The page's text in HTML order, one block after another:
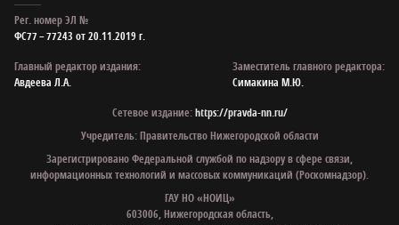
Рег. номер ЭЛ №
ФС77 – 77243 от 20.11.2019 г.
Главный редактор издания:
Авдеева Л.А.
Заместитель главного редактора:
Симакина М.Ю.
Сетевое издание:https://pravda-nn.ru/
Учредитель: Правительство Нижегородской области
Зарегистрировано Федеральной службой по надзору в сфере связи,
информационных технологий и массовых коммуникаций (Роскомнадзор).
ГАУ НО «НОИЦ»
603006, Нижегородская область,